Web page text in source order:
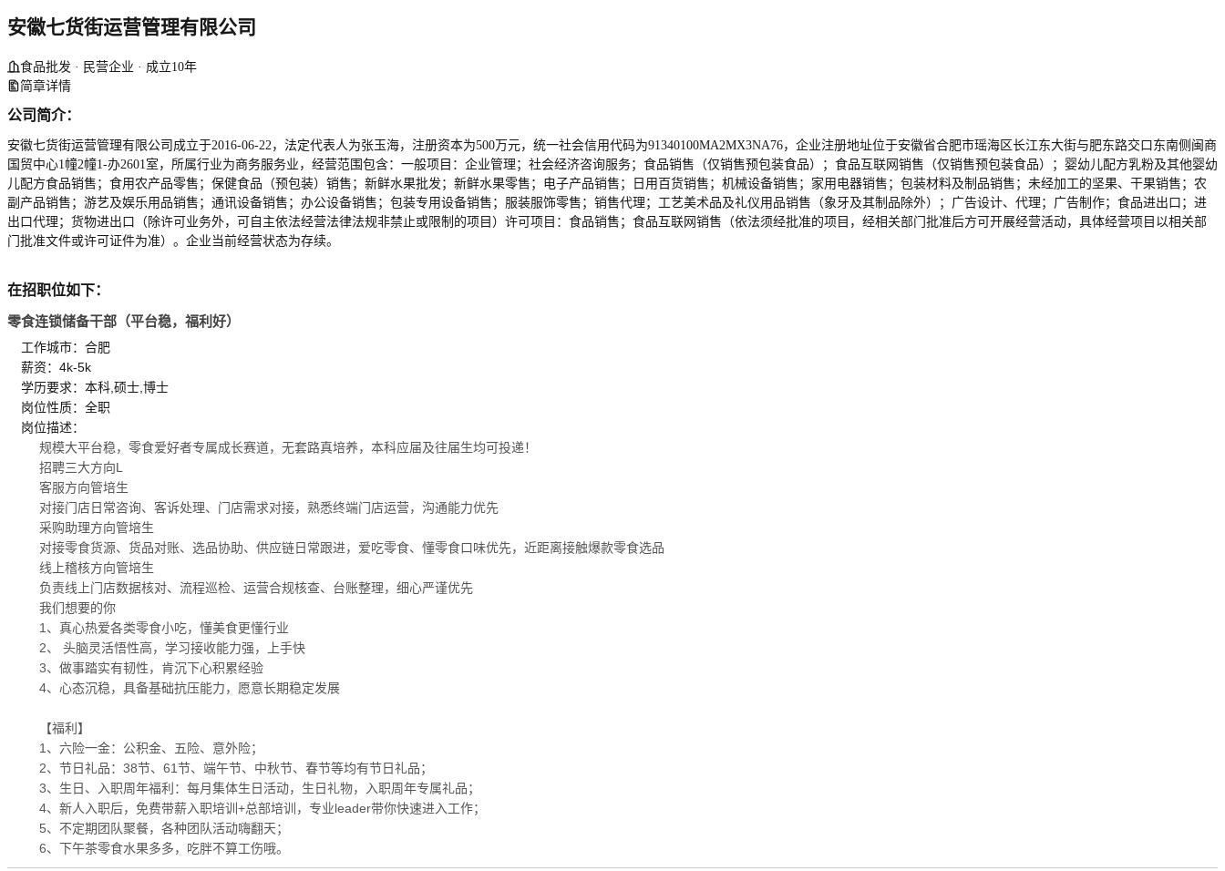
安徽七货街运营管理有限公司
食品批发 · 民营企业 · 成立10年
简章详情
公司简介：
安徽七货街运营管理有限公司成立于2016-06-22，法定代表人为张玉海，注册资本为500万元，统一社会信用代码为91340100MA2MX3NA76，企业注册地址位于安徽省合肥市瑶海区长江东大街与肥东路交口东南侧闽商
国贸中心1幢2幢1-办2601室，所属行业为商务服务业，经营范围包含：一般项目：企业管理；社会经济咨询服务；食品销售（仅销售预包装食品）；食品互联网销售（仅销售预包装食品）；婴幼儿配方乳粉及其他婴幼
儿配方食品销售；食用农产品零售；保健食品（预包装）销售；新鲜水果批发；新鲜水果零售；电子产品销售；日用百货销售；机械设备销售；家用电器销售；包装材料及制品销售；未经加工的坚果、干果销售；农
副产品销售；游艺及娱乐用品销售；通讯设备销售；办公设备销售；包装专用设备销售；服装服饰零售；销售代理；工艺美术品及礼仪用品销售（象牙及其制品除外）；广告设计、代理；广告制作；食品进出口；进
出口代理；货物进出口（除许可业务外，可自主依法经营法律法规非禁止或限制的项目）许可项目：食品销售；食品互联网销售（依法须经批准的项目，经相关部门批准后方可开展经营活动，具体经营项目以相关部
门批准文件或许可证件为准）。企业当前经营状态为存续。
在招职位如下：
零食连锁储备干部（平台稳，福利好）
工作城市：合肥
薪资：4k-5k
学历要求：本科,硕士,博士
岗位性质：全职
岗位描述：
规模大平台稳，零食爱好者专属成长赛道，无套路真培养，本科应届及往届生均可投递！
招聘三大方向L
客服方向管培生
对接门店日常咨询、客诉处理、门店需求对接，熟悉终端门店运营，沟通能力优先
采购助理方向管培生
对接零食货源、货品对账、选品协助、供应链日常跟进，爱吃零食、懂零食口味优先，近距离接触爆款零食选品
线上稽核方向管培生
负责线上门店数据核对、流程巡检、运营合规核查、台账整理，细心严谨优先
我们想要的你
1、真心热爱各类零食小吃，懂美食更懂行业
2、 头脑灵活悟性高，学习接收能力强，上手快
3、做事踏实有韧性，肯沉下心积累经验
4、心态沉稳，具备基础抗压能力，愿意长期稳定发展
【福利】
1、六险一金：公积金、五险、意外险；
2、节日礼品：38节、61节、端午节、中秋节、春节等均有节日礼品；
3、生日、入职周年福利：每月集体生日活动，生日礼物，入职周年专属礼品；
4、新人入职后，免费带薪入职培训+总部培训，专业leader带你快速进入工作；
5、不定期团队聚餐，各种团队活动嗨翻天；
6、下午茶零食水果多多，吃胖不算工伤哦。